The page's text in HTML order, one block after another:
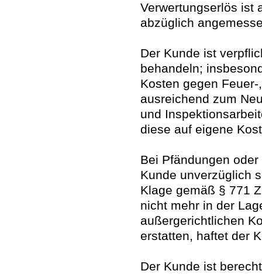
Verwertungserlös ist
abzüglich
Der Kunde ist
behandeln;
Kosten gegen
ausreichend zum
und
diese auf eigene
Bei Pfändungen
Kunde unverzüglich
Klage gemäß § 771
nicht mehr in der
außergerichtlichen
erstatten, haftet der
Der Kunde ist